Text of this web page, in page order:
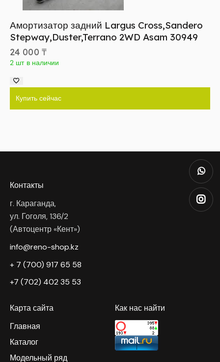
Амортизатор задний Largus Cross,Sandero
Stepway,Duster,Terrano 2WD Asam 30949
24 000 ₸
2 шт в наличии
Купить сейчас
Контакты
г. Караганда,
ул. Гоголя, 136/2
(Автоцентр «Кент»)
info@reno-shop.kz
+ 7 (700) 917 65 58
+7 (702) 402 35 53
Карта сайта
Главная
Каталог
Модельный ряд
Как нас найти